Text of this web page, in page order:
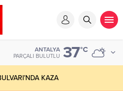
ANTALYA
PARÇALI BULUTLU 37°C
KAZA